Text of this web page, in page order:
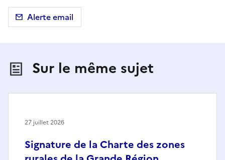
Alerte email
Sur le même sujet
Signature de la Charte des zones
27 juillet 2026